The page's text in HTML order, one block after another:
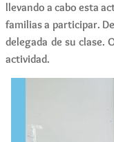
llevando a cabo esta
familias a participar.
delegada de su clase.
actividad.